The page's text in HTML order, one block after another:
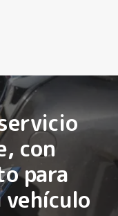
con
para